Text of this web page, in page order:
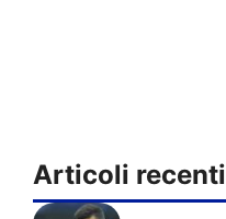
Articoli recenti